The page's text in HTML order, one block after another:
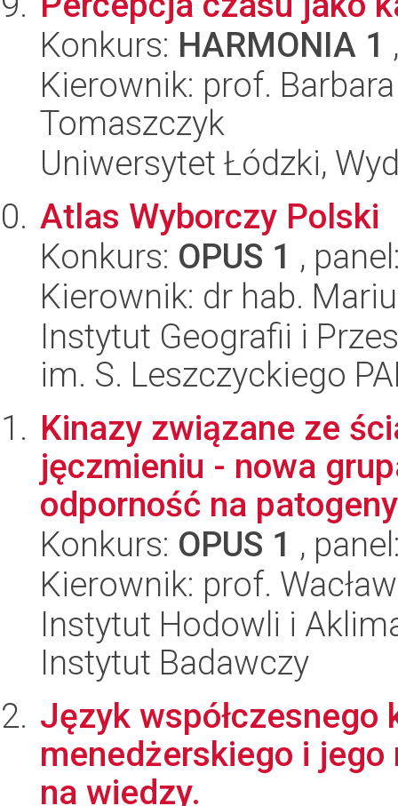
Konkurs: HARMONIA 1
Kierownik: prof.
Tomaszczyk
Uniwersytet Łódzki,
Atlas Wyborczy Polski
Konkurs: OPUS 1 ,
Kierownik: dr hab.
Instytut Geografii i
im. S. Leszczyckiego
Kinazy związane ze
jęczmieniu - nowa
odporność na
Konkurs: OPUS 1 ,
Kierownik: prof.
Instytut Hodowli i
Instytut Badawczy
Język
menedżerskiego i
na wiedzy.